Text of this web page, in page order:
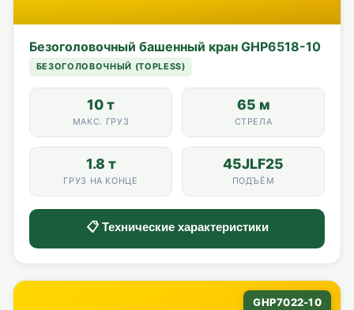
Безоголовочный башенный кран GHP6518-10
БЕЗОГОЛОВОЧНЫЙ (TOPLESS)
10 т
МАКС. ГРУЗ
65 м
СТРЕЛА
1.8 т
ГРУЗ НА КОНЦЕ
45JLF25
ПОДЪЁМ
📋 Технические характеристики
GHP7022-10